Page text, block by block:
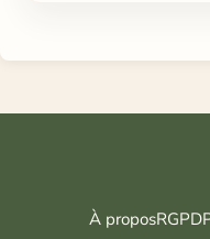
À proposRGPD